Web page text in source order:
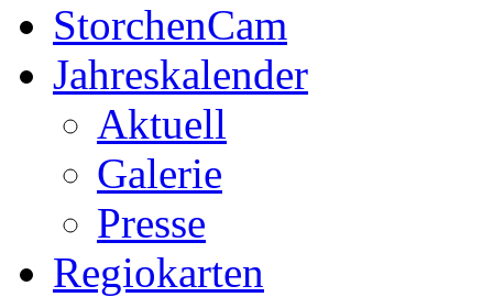
StorchenCam
Jahreskalender
Aktuell
Galerie
Presse
Regiokarten